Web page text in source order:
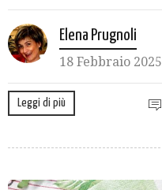
Elena Prugnoli
18 Febbraio 2025
Leggi di più